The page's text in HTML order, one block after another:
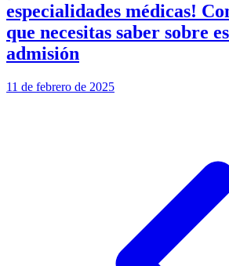
especialidades médicas!
que necesitas saber sobre
admisión
11 de febrero de 2025